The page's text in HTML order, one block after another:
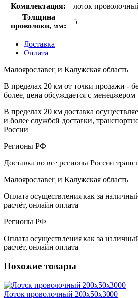
Комплектация:
лоток
Толщина
проволоки, мм:
5
Доставка
Оплата
Малоярославец и Калужская область
В пределах 20 км от точки продажи -
более, цена обсуждается с менеджером
В пределах 20 км доставка
и более службой доставки,
России
Регионы РФ
Доставка во все регионы России
Малоярославец и Калужская область
Оплата осуществления как за
расчёт, онлайн оплата
Регионы РФ
Оплата осуществления как за
расчёт, онлайн оплата
Похожие товары
Лоток проволочный 200х50х3000